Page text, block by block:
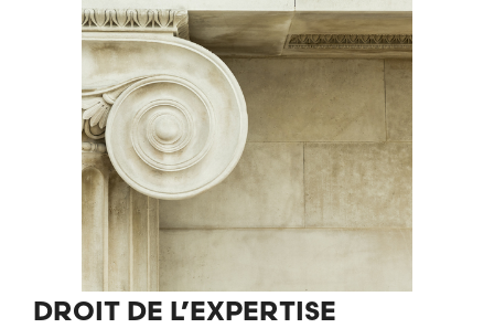
DROIT DE L’EXPERTISE